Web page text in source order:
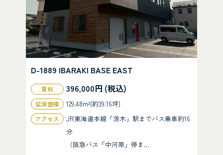
D-1889 IBARAKI BASE EAST
賃料 396,000円 (税込)
延床面積 129.48m²(約39.16坪)
アクセス
JR東海道本線「茨木」駅までバス乗車約16
分
（阪急バス「中河原」停ま…